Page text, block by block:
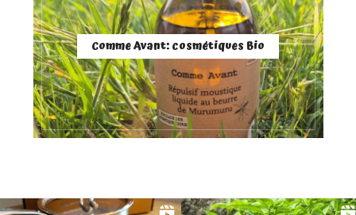
Comme Avant: cosmétiques Bio